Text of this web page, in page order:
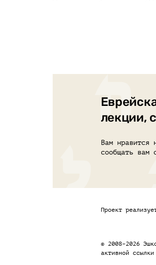
лекции,
Вам нравится
сообщать вам
Проект
© 2008–2026
активной